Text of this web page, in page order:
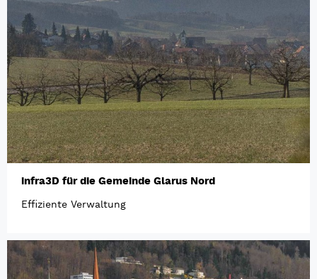
infra3D für die Gemeinde Glarus Nord
Effiziente Verwaltung